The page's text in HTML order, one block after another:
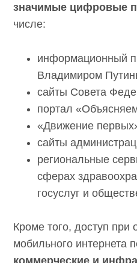
значимые цифровые
числе:
информационный
Владимиром
сайты Совета
портал
«Движение
сайты
региональные
сферах
госуслуг и
Кроме того, доступ при
мобильного интернета